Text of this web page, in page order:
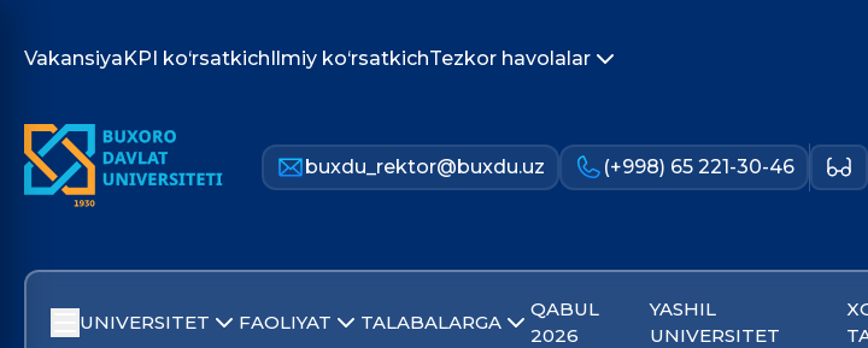
VakansiyaKPI ko‘rsatkichIlmiy ko‘rsatkichTezkor havolalar
buxdu_rektor@buxdu.uz (+998) 65 221-30-46
UNIVERSITET FAOLIYAT TALABALARGA
QABUL
2026
YASHIL
UNIVERSITET